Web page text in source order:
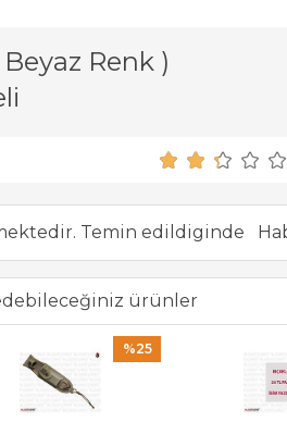
Renk )
Temin edildiginde
ürünler
%25